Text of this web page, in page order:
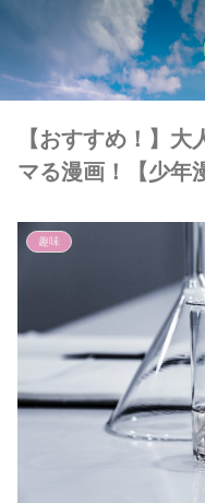
【おすすめ！】
マる漫画！【少年
趣味